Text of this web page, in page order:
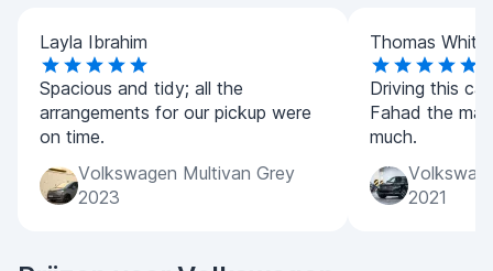
Layla Ibrahim
Spacious and tidy; all the
arrangements for our pickup were
on time.
Volkswagen Multivan Grey
2023
Thomas White
Driving this
Fahad the
much.
2021